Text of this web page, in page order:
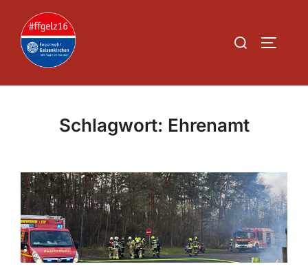
Inhalt
springen
Suchen
Schlagwort: Ehrenamt